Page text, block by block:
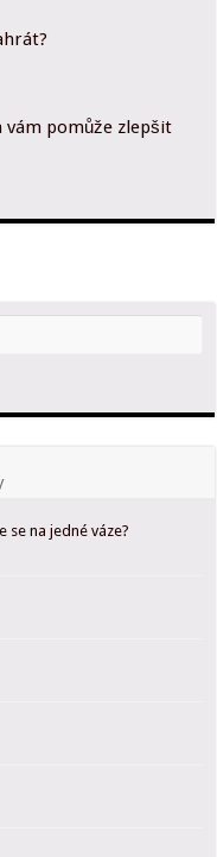
vám pomůže zlepšit
se na jedné váze?